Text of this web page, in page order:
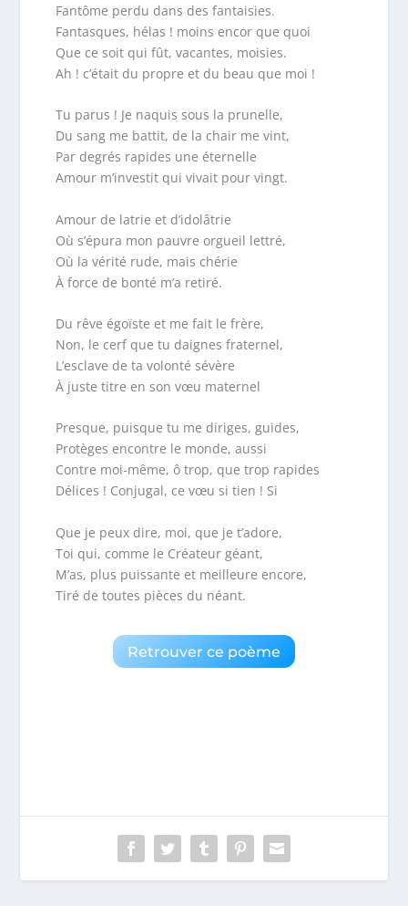
Fantôme perdu dans des fantaisies.
Fantasques, hélas ! moins encor que quoi
Que ce soit qui fût, vacantes, moisies.
Ah ! c’était du propre et du beau que moi !
Tu parus ! Je naquis sous la prunelle,
Du sang me battit, de la chair me vint,
Par degrés rapides une éternelle
Amour m’investit qui vivait pour vingt.
Amour de latrie et d’idolâtrie
Où s’épura mon pauvre orgueil lettré,
Où la vérité rude, mais chérie
À force de bonté m’a retiré.
Du rêve égoïste et me fait le frère,
Non, le cerf que tu daignes fraternel,
L’esclave de ta volonté sévère
À juste titre en son vœu maternel
Presque, puisque tu me diriges, guides,
Protèges encontre le monde, aussi
Contre moi-même, ô trop, que trop rapides
Délices ! Conjugal, ce vœu si tien ! Si
Que je peux dire, moi, que je t’adore,
Toi qui, comme le Créateur géant,
M’as, plus puissante et meilleure encore,
Tiré de toutes pièces du néant.
Retrouver ce poème